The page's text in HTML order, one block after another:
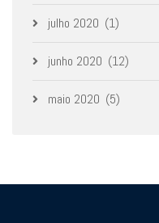
julho 2020 (1)
junho 2020 (12)
maio 2020 (5)